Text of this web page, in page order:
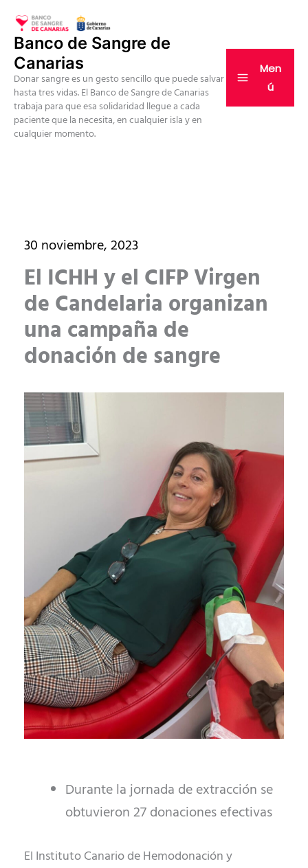
contenido
Banco de Sangre de
Canarias
Donar sangre es un gesto sencillo que puede salvar
hasta tres vidas. El Banco de Sangre de Canarias
trabaja para que esa solidaridad llegue a cada
paciente que la necesita, en cualquier isla y en
cualquier momento.
Men
ú
30 noviembre, 2023
El ICHH y el CIFP Virgen
de Candelaria organizan
una campaña de
donación de sangre
Durante la jornada de extracción se
obtuvieron 27 donaciones efectivas
El Instituto Canario de Hemodonación y